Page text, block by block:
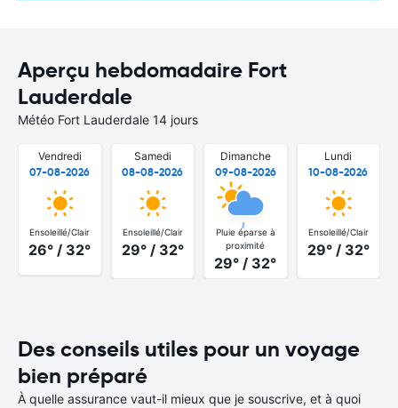
Aperçu hebdomadaire Fort
Lauderdale
Météo Fort Lauderdale 14 jours
Vendredi
07-08-2026
Ensoleillé/Clair
26° / 32°
Samedi
08-08-2026
Ensoleillé/Clair
29° / 32°
Dimanche
09-08-2026
Pluie éparse à
proximité
29° / 32°
Lundi
10-08-2026
Ensoleillé/Clair
29° / 32°
Des conseils utiles pour un voyage
bien préparé
À quelle assurance vaut-il mieux que je souscrive, et à quoi